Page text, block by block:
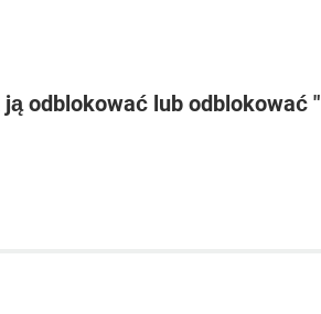
odblokować lub odblokować "